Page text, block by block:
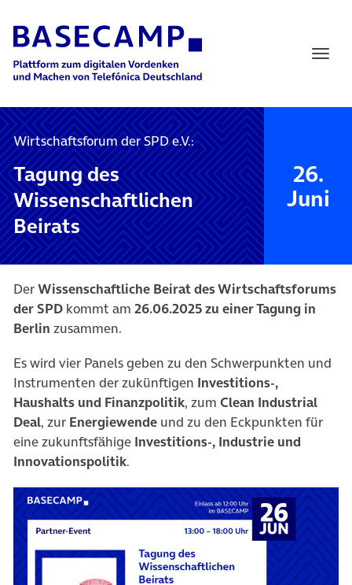
Main Navigation
Wirtschaftsforum der SPD e.V.:
Tagung des
Wissenschaftlichen
Beirats
26.
Juni
DerWissenschaftliche Beirat des Wirtschaftsforums
der SPD kommt am 26.06.2025 zu einer Tagung in
Berlin zusammen.
Es wird vier Panels geben zu den Schwerpunkten und
Instrumenten der zukünftigen Investitions-,
Haushalts und Finanzpolitik, zum Clean Industrial
Deal, zur Energiewende und zu den Eckpunkten für
eine zukunftsfähige Investitions-, Industrie und
Innovationspolitik.